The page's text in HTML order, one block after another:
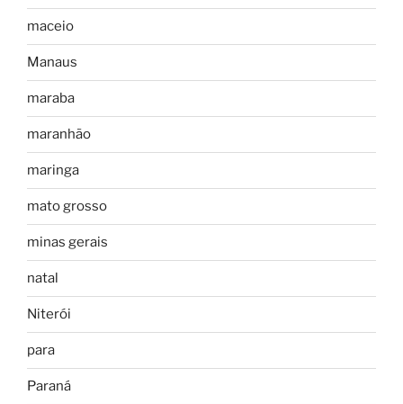
maceio
Manaus
maraba
maranhão
maringa
mato grosso
minas gerais
natal
Niterói
para
Paraná